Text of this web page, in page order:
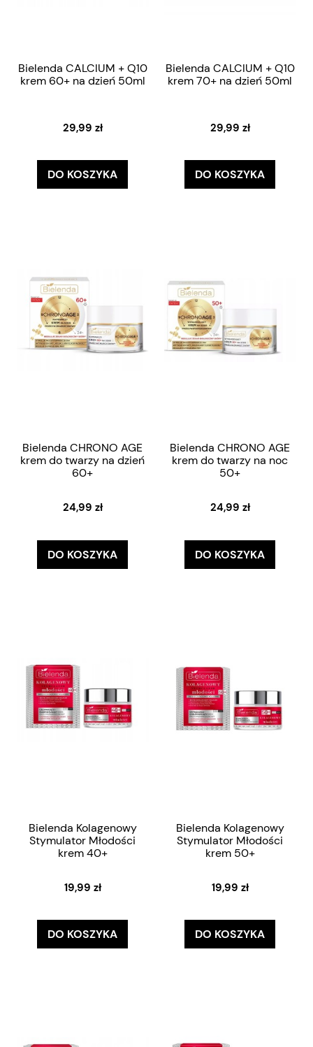
Bielenda CALCIUM + Q10
krem 60+ na dzień 50ml
29,99 zł
DO KOSZYKA
Bielenda CALCIUM + Q10
krem 70+ na dzień 50ml
29,99 zł
DO KOSZYKA
Bielenda CHRONO AGE
krem do twarzy na dzień
60+
24,99 zł
DO KOSZYKA
Bielenda CHRONO AGE
krem do twarzy na noc
50+
24,99 zł
DO KOSZYKA
Bielenda Kolagenowy
Stymulator Młodości
krem 40+
19,99 zł
DO KOSZYKA
Bielenda Kolagenowy
Stymulator Młodości
krem 50+
19,99 zł
DO KOSZYKA